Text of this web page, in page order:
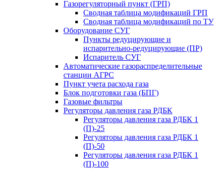
Газорегуляторный пункт (ГРП)
Сводная таблица модификаций ГРП
Сводная таблица модификаций по ТУ
Оборудование СУГ
Пункты редуцирующие и
испарительно-редуцирующие (ПР)
Испаритель СУГ
Автоматические газораспределительные
станции АГРС
Пункт учета расхода газа
Блок подготовки газа (БПГ)
Газовые фильтры
Регуляторы давления газа РДБК
Регуляторы давления газа РДБК 1
(П)-25
Регуляторы давления газа РДБК 1
(П)-50
Регуляторы давления газа РДБК 1
(П)-100